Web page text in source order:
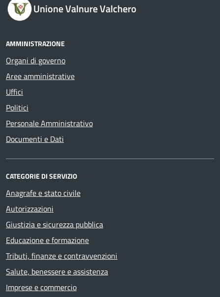
Unione Valnure Valchero
AMMINISTRAZIONE
Organi di governo
Aree amministrative
Uffici
Politici
Personale Amministrativo
Documenti e Dati
CATEGORIE DI SERVIZIO
Anagrafe e stato civile
Autorizzazioni
Giustizia e sicurezza pubblica
Educazione e formazione
Tributi, finanze e contravvenzioni
Salute, benessere e assistenza
Imprese e commercio